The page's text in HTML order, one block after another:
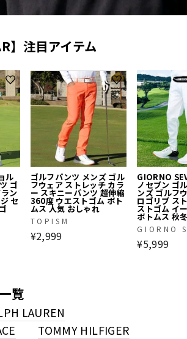
】注目アイテム
ル
ゴ
ン
セ
ゴルフパンツ メンズ ゴル
フウェア ストレッチ カラ
ー スキニーパンツ 超伸縮
360度 ウエストゴム ボト
ムス 人気 おしゃれ
TOPISM
¥2,999
GIORNO
ノセブン ゴ
ンズ ゴルフ
ロゴリブ ス
ストゴム イ
ボトムス 秋
GIORNO
¥5,999
覧
LAUREN
TOMMY HILFIGER